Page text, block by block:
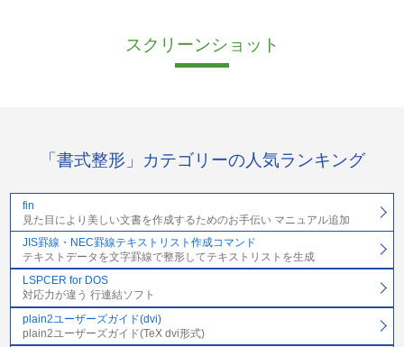
スクリーンショット
「書式整形」カテゴリーの人気ランキング
fin
見た目により美しい文書を作成するためのお手伝い マニュアル追加
JIS罫線・NEC罫線テキストリスト作成コマンド
テキストデータを文字罫線で整形してテキストリストを生成
LSPCER for DOS
対応力が違う 行連結ソフト
plain2ユーザーズガイド(dvi)
plain2ユーザーズガイド(TeX dvi形式)